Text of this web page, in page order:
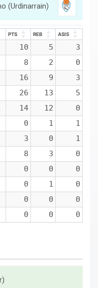
(Urdinarrain)
PTS REB
ASIS
10 5 3
8 2 0
16 9 3
26 13 5
14 12 0
0 1 1
3 0 1
8 3 0
0 0 0
0 1 0
0 0 0
0 0 0